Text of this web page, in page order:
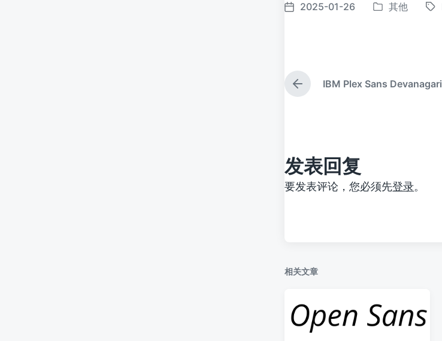
发
2025-01-26
发
其他
标
上
篇
IBM Plex Sans
发表回复
要发表评论，您必须先登录。
相关文章